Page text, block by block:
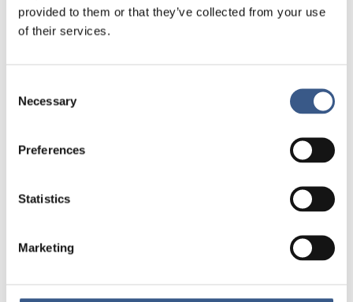
provided to them or that they’ve collected from your use
of their services.
Selection
Necessary
Preferences
Statistics
Marketing
Barnens situation påverkas av mammornas
situation, något som också behöver beaktas i
barn
24 Feb 2023